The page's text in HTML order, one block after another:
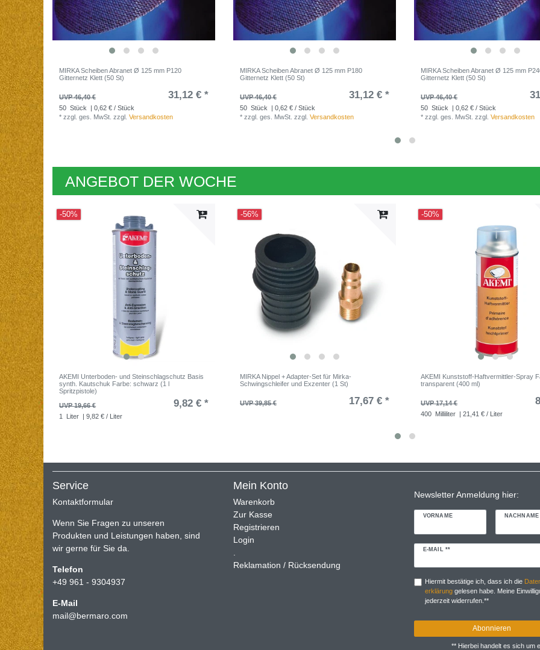
MIRKA Scheiben Abranet Ø 125 mm P120
Gitternetz Klett (50 St)
UVP 46,40 € 31,12 € *
50 Stück
| 0,62 € / Stück
*zzgl. ges. MwSt. zzgl.Versandkosten
MIRKA Scheiben Abranet Ø 125 mm P180
Gitternetz Klett (50 St)
UVP 46,40 € 31,12 € *
50 Stück
| 0,62 € / Stück
*zzgl. ges. MwSt. zzgl.Versandkosten
MIRKA Scheiben Abranet Ø 125 mm
Gitternetz Klett (50 St)
UVP 46,40 €
50 Stück
| 0,62 € / Stück
*zzgl. ges. MwSt. zzgl.Versandkosten
ANGEBOT DER WOCHE
-50%
AKEMI Unterboden- und Steinschlagschutz Basis
synth. Kautschuk Farbe: schwarz (1 l
Spritzpistole)
UVP 19,66 €
9,82 € *
1 Liter | 9,82 € / Liter
-56%
MIRKA Nippel + Adapter-Set für Mirka-
Schwingschleifer und Exzenter (1 St)
UVP 39,85 € 17,67 € *
-50%
AKEMI Kunststoff-Haftvermittler-Spray
transparent (400 ml)
UVP 17,14 €
400 Milliliter | 21,41 € / Liter
Service
Kontaktformular
Wenn Sie Fragen zu unseren
Produkten und Leistungen haben, sind
wir gerne für Sie da.
Telefon
+49 961 - 9304937
E-Mail
mail@bermaro.com
Mein Konto
Warenkorb
Zur Kasse
Registrieren
Login
.
Reklamation / Rücksendung
Newsletter Anmeldung hier:
VORNAME NACHNAME
E-MAIL **
Newsletter
Hiermit bestätige ich, dass ich die
erklärunggelesen habe. Meine
jederzeit widerrufen.**
Abonnieren
** Hierbei handelt es sich um